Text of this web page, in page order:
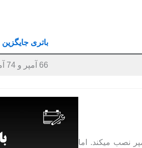
باتری جایگزین
66 آمپر و 74 آمپر پایه کوتاه قالب L3
تویوتا بر روی تویوتا کرونا باطری 12 ولت و 60 آمپر نصب میکند. اما